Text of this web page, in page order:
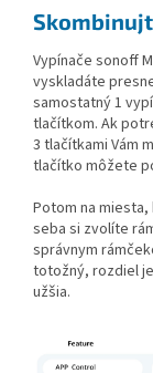
Vypínače sonoff
vyskladáte
samostatný 1
tlačítkom. Ak
3 tlačítkami Vám
tlačítko môžete
Potom na
seba si zvolíte
správnym
totožný, rozdiel
užšia.